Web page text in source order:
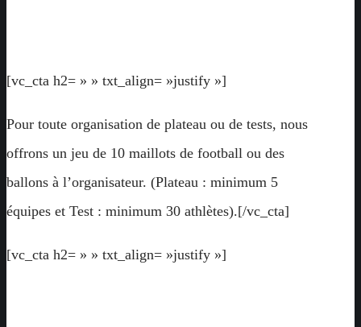
[vc_cta h2= » » txt_align= »justify »]
Pour toute organisation de plateau ou de tests, nous
offrons un jeu de 10 maillots de football ou des
ballons à l’organisateur. (Plateau : minimum 5
équipes et Test : minimum 30 athlètes).[/vc_cta]
[vc_cta h2= » » txt_align= »justify »]